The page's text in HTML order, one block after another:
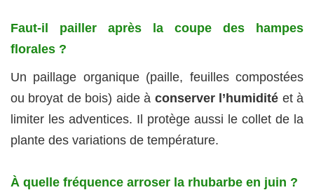
Faut-il pailler après la coupe des hampes
florales ?
Un paillage organique (paille, feuilles compostées
ou broyat de bois) aide à conserver l’humidité et à
limiter les adventices. Il protège aussi le collet de la
plante des variations de température.
À quelle fréquence arroser la rhubarbe en juin ?